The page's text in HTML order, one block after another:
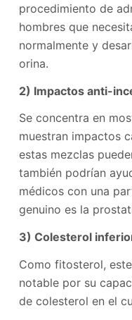
procedimiento de
hombres que
normalmente y
orina.
2) Impactos anti-
Se concentra en
muestran impactos
estas mezclas
también podrían
médicos con una
genuino es la
3) Colesterol
Como fitosterol,
notable por su
de colesterol en el